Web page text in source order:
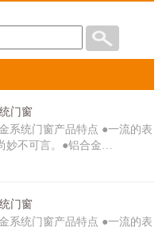
门窗
系统门窗产品特点 ●一流的表
妙不可言。●铝合金…
门窗
系统门窗产品特点 ●一流的表